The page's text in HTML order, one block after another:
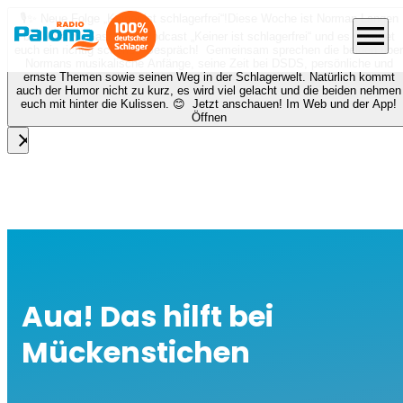
🎙️✨ Neue Folge „Keiner ist schlagerfrei“!
Diese Woche ist Norman Langen
bei Nora zu Gast beim Podcast „Keiner ist schlagerfrei“ und es erwartet
euch ein richtig schönes Gespräch! Gemeinsam sprechen die beiden über
Normans musikalische Anfänge, seine Zeit bei DSDS, persönliche und
ernste Themen sowie seinen Weg in der Schlagerwelt. Natürlich kommt
auch der Humor nicht zu kurz, es wird viel gelacht und die beiden nehmen
euch mit hinter die Kulissen. 😊 Jetzt anschauen! Im Web und der App!
Öffnen
close
menu
Aua! Das hilft bei
Mückenstichen